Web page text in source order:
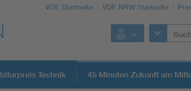
VDE Startseite VDE NRW Startseite
Technik 45 Minuten Zukunft am